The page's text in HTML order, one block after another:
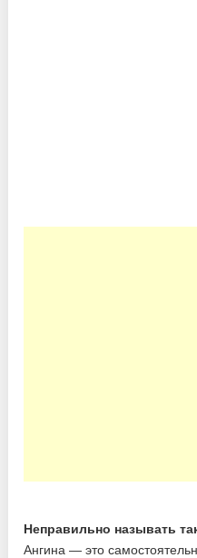
Неправильно называть
Ангина — это